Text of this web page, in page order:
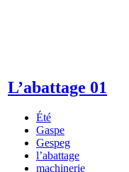
L’abattage 01
Été
Gaspe
Gespeg
l’abattage
machinerie